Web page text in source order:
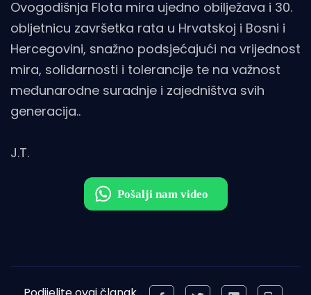
Ovogodišnja Flota mira ujedno obilježava i 30.
obljetnicu završetka rata u Hrvatskoj i Bosni i
Hercegovini, snažno podsjećajući na vrijednost
mira, solidarnosti i tolerancije te na važnost
međunarodne suradnje i zajedništva svih
generacija..
J.T.